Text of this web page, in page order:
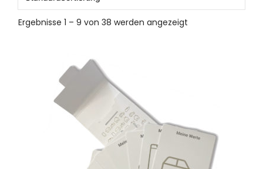
Ergebnisse 1 – 9 von 38 werden angezeigt